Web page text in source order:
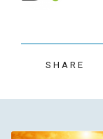
SHARE